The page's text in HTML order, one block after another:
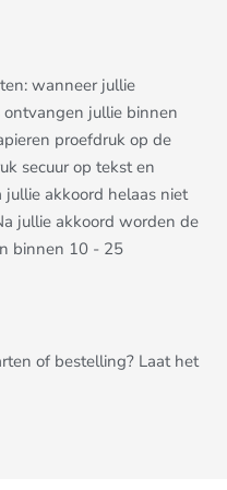
wanneer jullie
jullie binnen
proefdruk op de
secuur op tekst en
akkoord helaas niet
jullie akkoord worden de
binnen 10 - 25
of bestelling? Laat het